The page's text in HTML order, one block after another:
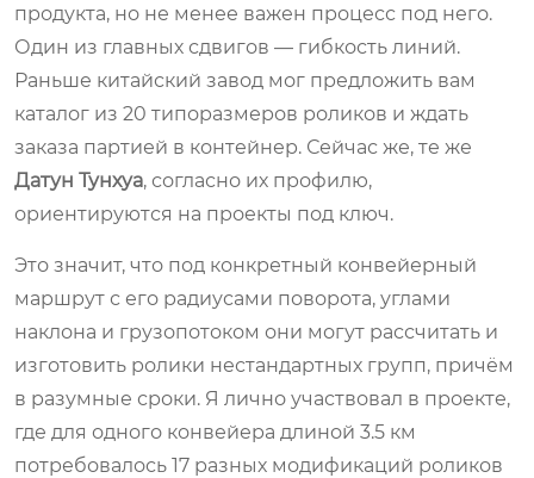
продукта, но не менее важен процесс под него.
Один из главных сдвигов — гибкость линий.
Раньше китайский завод мог предложить вам
каталог из 20 типоразмеров роликов и ждать
заказа партией в контейнер. Сейчас же, те же
Датун Тунхуа, согласно их профилю,
ориентируются на проекты под ключ.
Это значит, что под конкретный конвейерный
маршрут с его радиусами поворота, углами
наклона и грузопотоком они могут рассчитать и
изготовить ролики нестандартных групп, причём
в разумные сроки. Я лично участвовал в проекте,
где для одного конвейера длиной 3.5 км
потребовалось 17 разных модификаций роликов